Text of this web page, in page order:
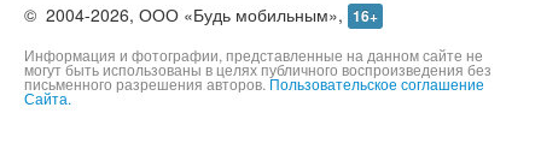
© 2004-2026, ООО «Будь мобильным», 16+
Информация и фотографии, представленные на данном сайте не
могут быть использованы в целях публичного воспроизведения без
письменного разрешения авторов. Пользовательское соглашение
Сайта.